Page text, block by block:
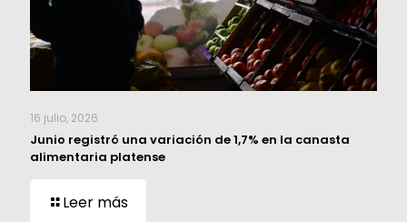
16 julio, 2026
Junio registró una variación de 1,7% en la canasta
alimentaria platense
Leer más